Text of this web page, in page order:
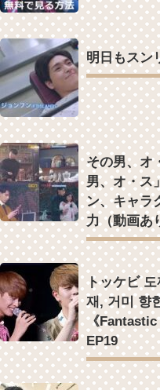
明日もスン
その男、オ
男、オ・ス
ン、キャラ
力（動画あ
トッケビ 도
재, 거미 향
《Fantastic
EP19